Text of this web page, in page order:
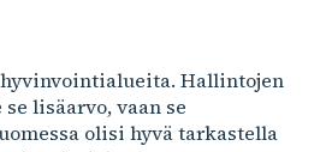
Hallintojen
lisäarvo, vaan se
olisi hyvä tarkastella